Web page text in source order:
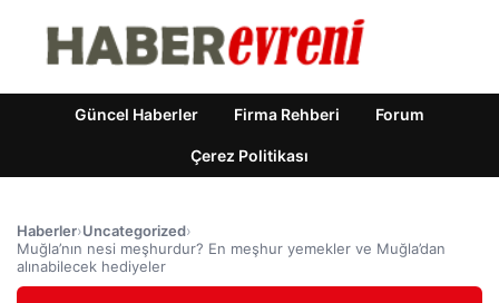
Güncel Haberler Firma Rehberi Forum
Çerez Politikası
Haberler›Uncategorized›
Muğla’nın nesi meşhurdur? En meşhur yemekler ve Muğla’dan
alınabilecek hediyeler